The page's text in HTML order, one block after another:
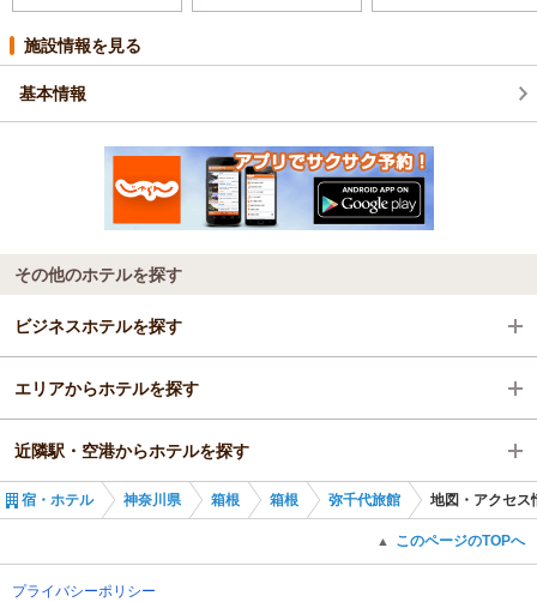
施設情報を見る
基本情報
その他のホテルを探す
ビジネスホテルを探す
神奈川県
箱根
エリアからホテルを探す
神奈川県
箱根
近隣駅・空港からホテルを探す
大平台駅
宿・ホテル 神奈川県 箱根 箱根 弥千代旅館 地図・アクセス
▲ このページのTOPへ
プライバシーポリシー